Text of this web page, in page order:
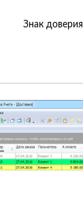
Знак доверия